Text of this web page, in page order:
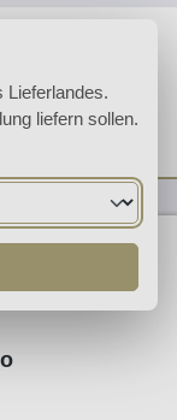
hast 0
Lieferlandes.
liefern sollen.